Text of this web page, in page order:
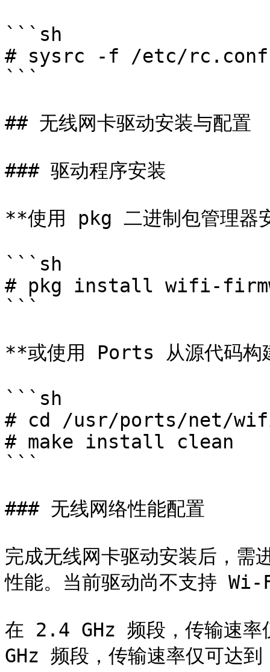
```sh
# sysrc -f /etc/rc.conf
```
## 无线网卡驱动安装与配置
### 驱动程序安装
**使用 pkg 二进制包管理器
```sh
# pkg install wifi-
```
**或使用 Ports 从源代码构
```sh
# cd /usr/ports/net/
# make install clean
```
### 无线网络性能配置
完成无线网卡驱动安装后，需
性能。当前驱动尚不支持
在 2.4 GHz 频段，传输速
GHz 频段，传输速率仅可